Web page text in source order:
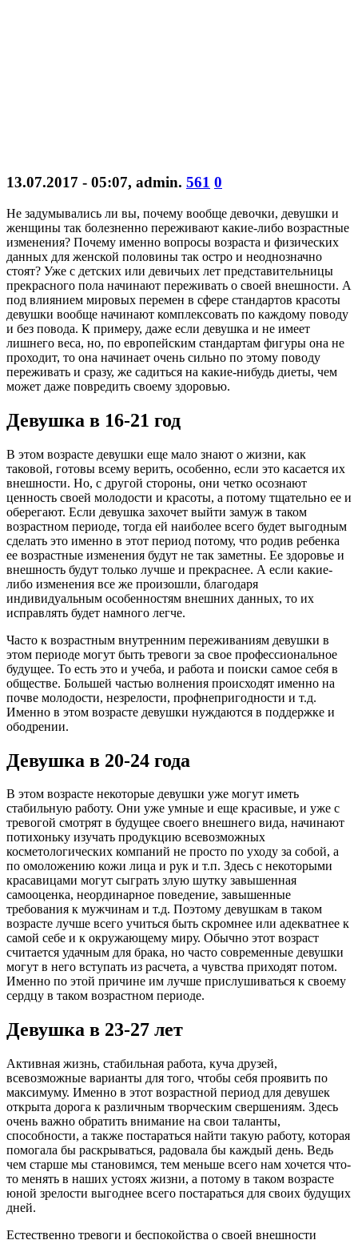
13.07.2017 - 05:07, admin. 561 0
Не задумывались ли вы, почему вообще девочки, девушки и
женщины так болезненно переживают какие-либо возрастные
изменения? Почему именно вопросы возраста и физических
данных для женской половины так остро и неоднозначно
стоят? Уже с детских или девичьих лет представительницы
прекрасного пола начинают переживать о своей внешности. А
под влиянием мировых перемен в сфере стандартов красоты
девушки вообще начинают комплексовать по каждому поводу
и без повода. К примеру, даже если девушка и не имеет
лишнего веса, но, по европейским стандартам фигуры она не
проходит, то она начинает очень сильно по этому поводу
переживать и сразу, же садиться на какие-нибудь диеты, чем
может даже повредить своему здоровью.
Девушка в 16-21 год
В этом возрасте девушки еще мало знают о жизни, как
таковой, готовы всему верить, особенно, если это касается их
внешности. Но, с другой стороны, они четко осознают
ценность своей молодости и красоты, а потому тщательно ее и
оберегают. Если девушка захочет выйти замуж в таком
возрастном периоде, тогда ей наиболее всего будет выгодным
сделать это именно в этот период потому, что родив ребенка
ее возрастные изменения будут не так заметны. Ее здоровье и
внешность будут только лучше и прекраснее. А если какие-
либо изменения все же произошли, благодаря
индивидуальным особенностям внешних данных, то их
исправлять будет намного легче.
Часто к возрастным внутренним переживаниям девушки в
этом периоде могут быть тревоги за свое профессиональное
будущее. То есть это и учеба, и работа и поиски самое себя в
обществе. Большей частью волнения происходят именно на
почве молодости, незрелости, профнепригодности и т.д.
Именно в этом возрасте девушки нуждаются в поддержке и
ободрении.
Девушка в 20-24 года
В этом возрасте некоторые девушки уже могут иметь
стабильную работу. Они уже умные и еще красивые, и уже с
тревогой смотрят в будущее своего внешнего вида, начинают
потихоньку изучать продукцию всевозможных
косметологических компаний не просто по уходу за собой, а
по омоложению кожи лица и рук и т.п. Здесь с некоторыми
красавицами могут сыграть злую шутку завышенная
самооценка, неординарное поведение, завышенные
требования к мужчинам и т.д. Поэтому девушкам в таком
возрасте лучше всего учиться быть скромнее или адекватнее к
самой себе и к окружающему миру. Обычно этот возраст
считается удачным для брака, но часто современные девушки
могут в него вступать из расчета, а чувства приходят потом.
Именно по этой причине им лучше прислушиваться к своему
сердцу в таком возрастном периоде.
Девушка в 23-27 лет
Активная жизнь, стабильная работа, куча друзей,
всевозможные варианты для того, чтобы себя проявить по
максимуму. Именно в этот возрастной период для девушек
открыта дорога к различным творческим свершениям. Здесь
очень важно обратить внимание на свои таланты,
способности, а также постараться найти такую работу, которая
помогала бы раскрываться, радовала бы каждый день. Ведь
чем старше мы становимся, тем меньше всего нам хочется что-
то менять в наших устоях жизни, а потому в таком возрасте
юной зрелости выгоднее всего постараться для своих будущих
дней.
Естественно тревоги и беспокойства о своей внешности